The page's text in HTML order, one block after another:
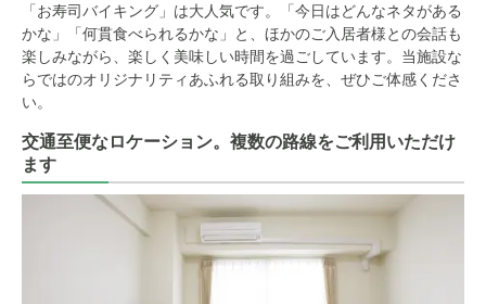
「お寿司バイキング」は大人気です。「今日はどんなネタがある
かな」「何貫食べられるかな」と、ほかのご入居者様との会話も
楽しみながら、楽しく美味しい時間を過ごしています。当施設な
らではのオリジナリティあふれる取り組みを、ぜひご体感くださ
い。
交通至便なロケーション。複数の路線をご利用いただけ
ます